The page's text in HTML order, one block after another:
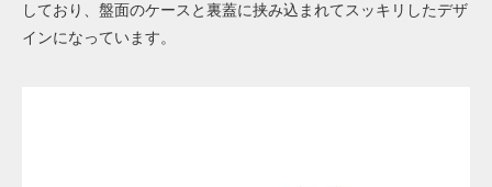
しており、盤面のケースと裏蓋に挟み込まれてスッキリしたデザ
インになっています。